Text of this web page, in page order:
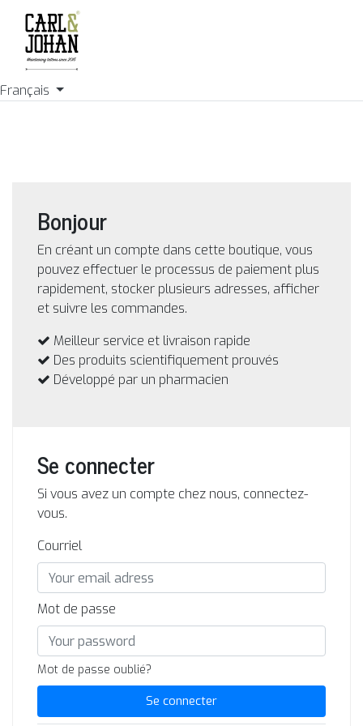
Français
Bonjour
En créant un compte dans cette boutique, vous
pouvez effectuer le processus de paiement plus
rapidement, stocker plusieurs adresses, afficher
et suivre les commandes.
Meilleur service et livraison rapide
Des produits scientifiquement prouvés
Développé par un pharmacien
Se connecter
Si vous avez un compte chez nous, connectez-
vous.
Courriel
Mot de passe
Mot de passe oublié?
Se connecter